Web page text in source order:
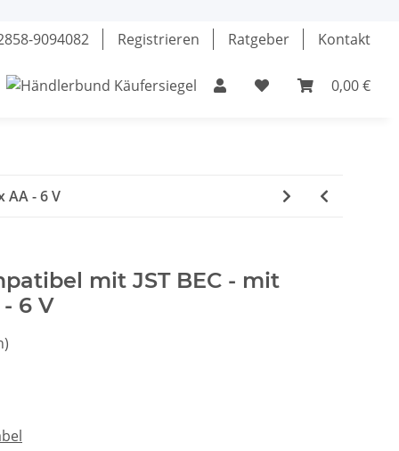
9094082 Registrieren Ratgeber Kontakt
0,00 €
Klebstoffe Fette & Öle Werkzeuge
AA - 6 V
mit JST BEC - mit
6 V